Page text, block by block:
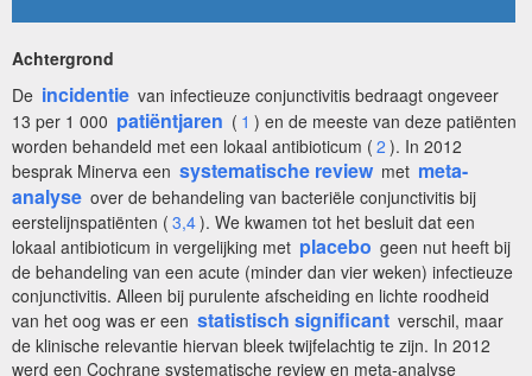
Achtergrond
De incidentie van infectieuze conjunctivitis bedraagt ongeveer
13 per 1 000 patiëntjaren ( 1 ) en de meeste van deze patiënten
worden behandeld met een lokaal antibioticum ( 2 ). In 2012
besprak Minerva een systematische review met meta-
analyse over de behandeling van bacteriële conjunctivitis bij
eerstelijnspatiënten ( 3,4). We kwamen tot het besluit dat een
lokaal antibioticum in vergelijking met placebo geen nut heeft bij
de behandeling van een acute (minder dan vier weken) infectieuze
conjunctivitis. Alleen bij purulente afscheiding en lichte roodheid
van het oog was er een statistisch significant verschil, maar
de klinische relevantie hiervan bleek twijfelachtig te zijn. In 2012
werd een Cochrane systematische review en meta-analyse